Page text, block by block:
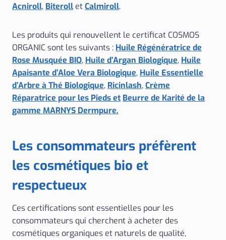
Acniroll, Biteroll etCalmiroll.
Les produits qui renouvellent le certificat COSMOS
ORGANIC sont les suivants : Huile Régénératrice de
Rose Musquée BIO, Huile d’Argan Biologique, Huile
Apaisante d’Aloe Vera Biologique, Huile Essentielle
d’Arbre à Thé Biologique, Ricinlash,Crème
Réparatrice pour les Pieds et Beurre de Karité de la
gamme MARNYS Dermpure.
Les consommateurs préfèrent
les cosmétiques bio et
respectueux
Ces certifications sont essentielles pour les
consommateurs qui cherchent à acheter des
cosmétiques organiques et naturels de qualité,